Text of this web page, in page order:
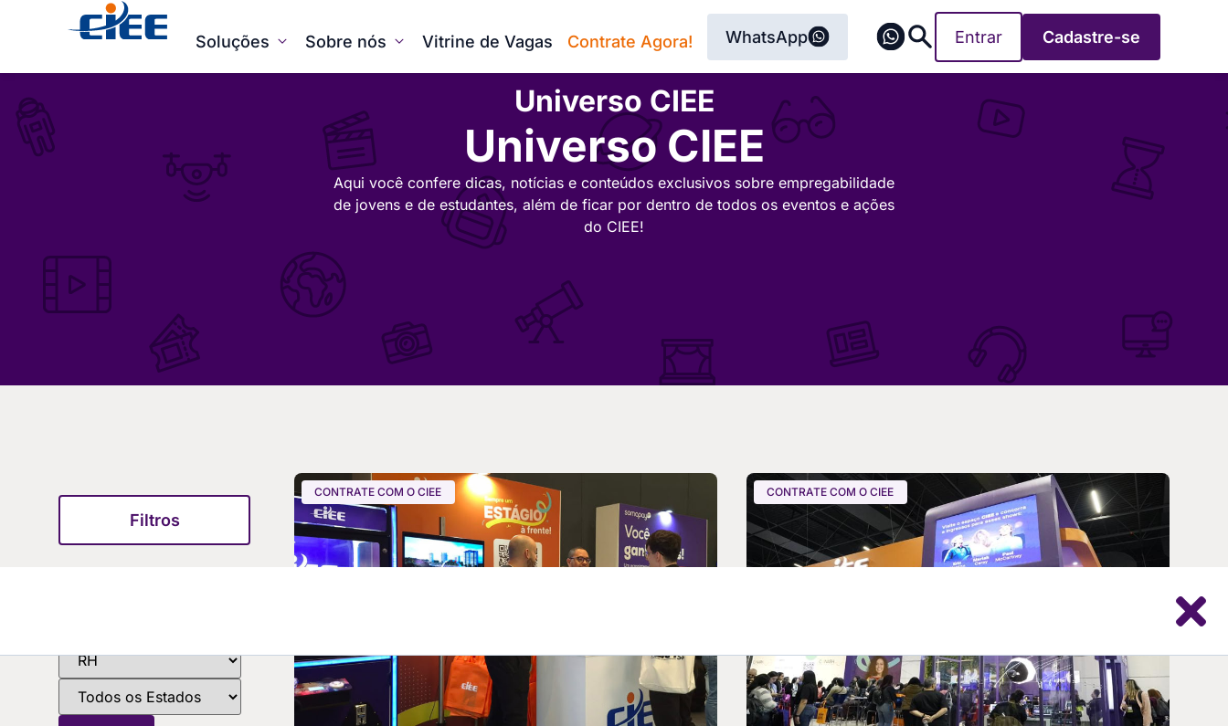
Soluções Sobre nós Vitrine de Vagas Contrate Agora! WhatsApp Entrar Cadastre-se
Universo CIEE
Universo CIEE
Aqui você confere dicas, notícias e conteúdos exclusivos sobre empregabilidade
de jovens e de estudantes, além de ficar por dentro de todos os eventos e ações
do CIEE!
Filtros
CONTRATE COM O CIEE CONTRATE COM O CIEE